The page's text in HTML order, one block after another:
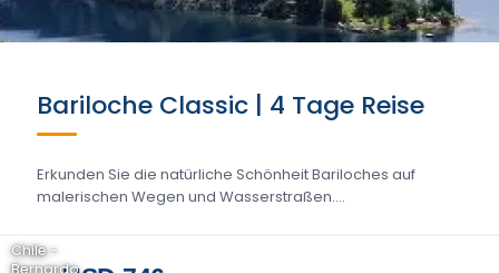
Bariloche Classic | 4 Tage Reise
Erkunden Sie die natürliche Schönheit Bariloches auf
malerischen Wegen und Wasserstraßen....
Chile -
Bernardo